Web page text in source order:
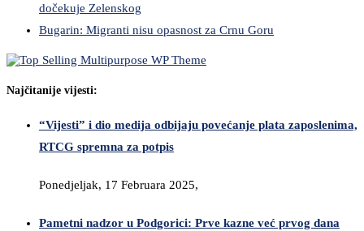
dočekuje Zelenskog
Bugarin: Migranti nisu opasnost za Crnu Goru
Najčitanije vijesti:
“Vijesti” i dio medija odbijaju povećanje plata zaposlenima,
RTCG spremna za potpis
Ponedjeljak, 17 Februara 2025,
Pametni nadzor u Podgorici: Prve kazne već prvog dana